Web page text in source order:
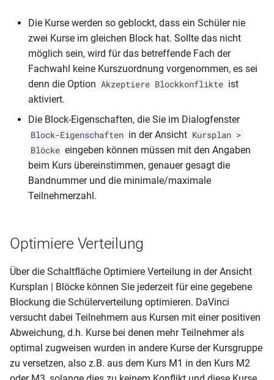
Die Kurse werden so geblockt, dass ein Schüler nie
zwei Kurse im gleichen Block hat. Sollte das nicht
möglich sein, wird für das betreffende Fach der
Fachwahl keine Kurszuordnung vorgenommen, es sei
denn die Option Akzeptiere Blockkonflikte ist
aktiviert.
Die Block-Eigenschaften, die Sie im Dialogfenster
Block-Eigenschaften in der Ansicht Kursplan >
Blöcke eingeben können müssen mit den Angaben
beim Kurs übereinstimmen, genauer gesagt die
Bandnummer und die minimale/maximale
Teilnehmerzahl.
Optimiere Verteilung
Über die Schaltfläche Optimiere Verteilung in der Ansicht
Kursplan | Blöcke können Sie jederzeit für eine gegebene
Blockung die Schülerverteilung optimieren. DaVinci
versucht dabei Teilnehmern aus Kursen mit einer positiven
Abweichung, d.h. Kurse bei denen mehr Teilnehmer als
optimal zugweisen wurden in andere Kurse der Kursgruppe
zu versetzen, also z.B. aus dem Kurs M1 in den Kurs M2